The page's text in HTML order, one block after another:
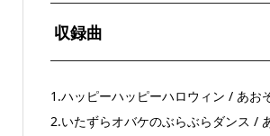
収録曲
1.ハッピーハッピーハロウィン / あお
2.いたずらオバケのぶらぶらダンス /